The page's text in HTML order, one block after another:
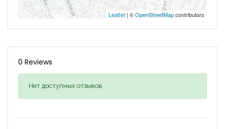
Leaflet | ©OpenStreetMapcontributors
0 Reviews
Нет доступных отзывов